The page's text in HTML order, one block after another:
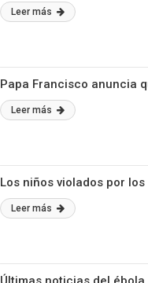
Leer más
Papa Francisco anuncia
Leer más
Los niños violados por
Leer más